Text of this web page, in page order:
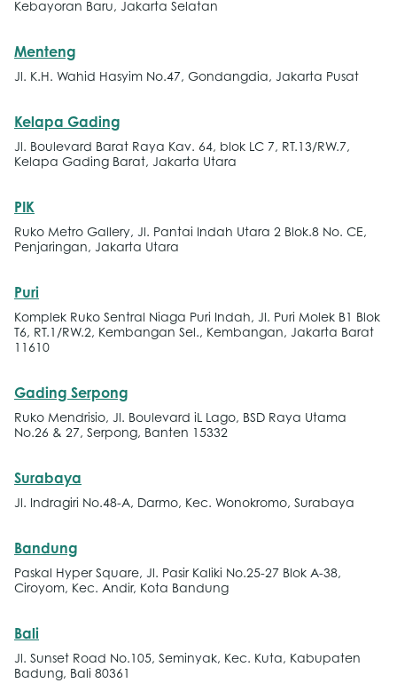
Kebayoran Baru, Jakarta Selatan
Menteng
Jl. K.H. Wahid Hasyim No.47, Gondangdia, Jakarta Pusat
Kelapa Gading
Jl. Boulevard Barat Raya Kav. 64, blok LC 7, RT.13/RW.7,
Kelapa Gading Barat, Jakarta Utara
PIK
Ruko Metro Gallery, Jl. Pantai Indah Utara 2 Blok.8 No. CE,
Penjaringan, Jakarta Utara
Puri
Komplek Ruko Sentral Niaga Puri Indah, Jl. Puri Molek B1 Blok
T6, RT.1/RW.2, Kembangan Sel., Kembangan, Jakarta Barat
11610
Gading Serpong
Ruko Mendrisio, Jl. Boulevard iL Lago, BSD Raya Utama
No.26 & 27, Serpong, Banten 15332
Surabaya
Jl. Indragiri No.48-A, Darmo, Kec. Wonokromo, Surabaya
Bandung
Paskal Hyper Square, Jl. Pasir Kaliki No.25-27 Blok A-38,
Ciroyom, Kec. Andir, Kota Bandung
Bali
Jl. Sunset Road No.105, Seminyak, Kec. Kuta, Kabupaten
Badung, Bali 80361